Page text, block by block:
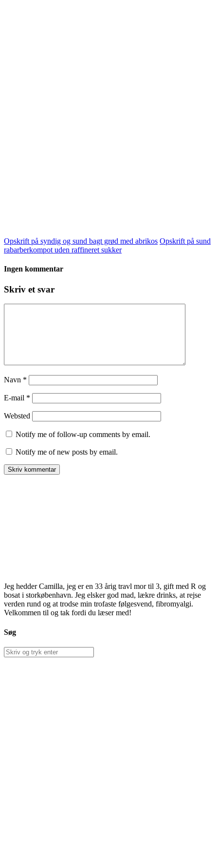
Opskrift på syndig og sund bagt grød med abrikos Opskrift på sund
rabarberkompot uden raffineret sukker
Ingen kommentar
Skriv et svar
Navn *
E-mail *
Websted
Notify me of follow-up comments by email.
Notify me of new posts by email.
Jeg hedder Camilla, jeg er en 33 årig travl mor til 3, gift med R og
bosat i storkøbenhavn. Jeg elsker god mad, lækre drinks, at rejse
verden rund og at trodse min trofaste følgesvend, fibromyalgi.
Velkommen til og tak fordi du læser med!
Søg